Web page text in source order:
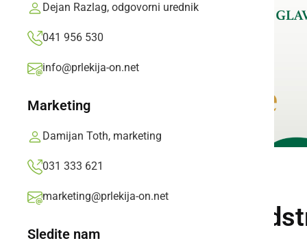
Dejan Razlag, odgovorni urednik
041 956 530
info@prlekija-on.net
Marketing
Damijan Toth, marketing
031 333 621
marketing@prlekija-on.net
Sledite nam
Gasilci s streh